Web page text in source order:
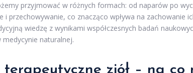
przyjmować w różnych formach: od naparów po
i przechowywanie, co znacząco wpływa na zachowanie
wiedzę z wynikami współczesnych badań
medycynie naturalnej.
terapeutyczne ziół – na co